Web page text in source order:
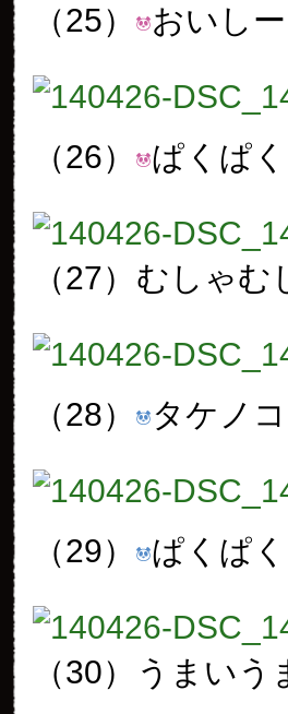
（25） おいしー
（26） ぱくぱく
（27） むしゃむ
（28） タケノ
（29） ぱくぱく
（30） うまいう